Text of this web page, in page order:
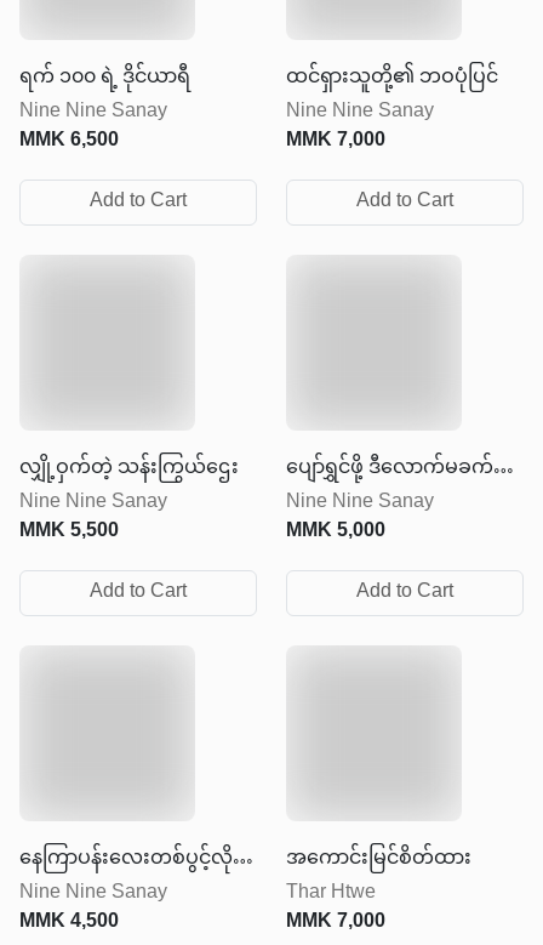
ရက် ၁၀၀ ရဲ့ ဒိုင်ယာရီ
Nine Nine Sanay
MMK6,500
Add to Cart
ထင်ရှားသူတို့၏ ဘဝပုံပြင်
Nine Nine Sanay
MMK7,000
Add to Cart
လျှို့ဝှက်တဲ့ သန်းကြွယ်ဌေး
Nine Nine Sanay
MMK5,500
Add to Cart
ပျော်ရွှင်ဖို့ ဒီလောက်မခက်ခဲ
ပါနဲ့
Nine Nine Sanay
MMK5,000
Add to Cart
နေကြာပန်းလေးတစ်ပွင့်လို
ပြုံးပါ
Nine Nine Sanay
MMK4,500
အကောင်းမြင်စိတ်ထား
Thar Htwe
MMK7,000